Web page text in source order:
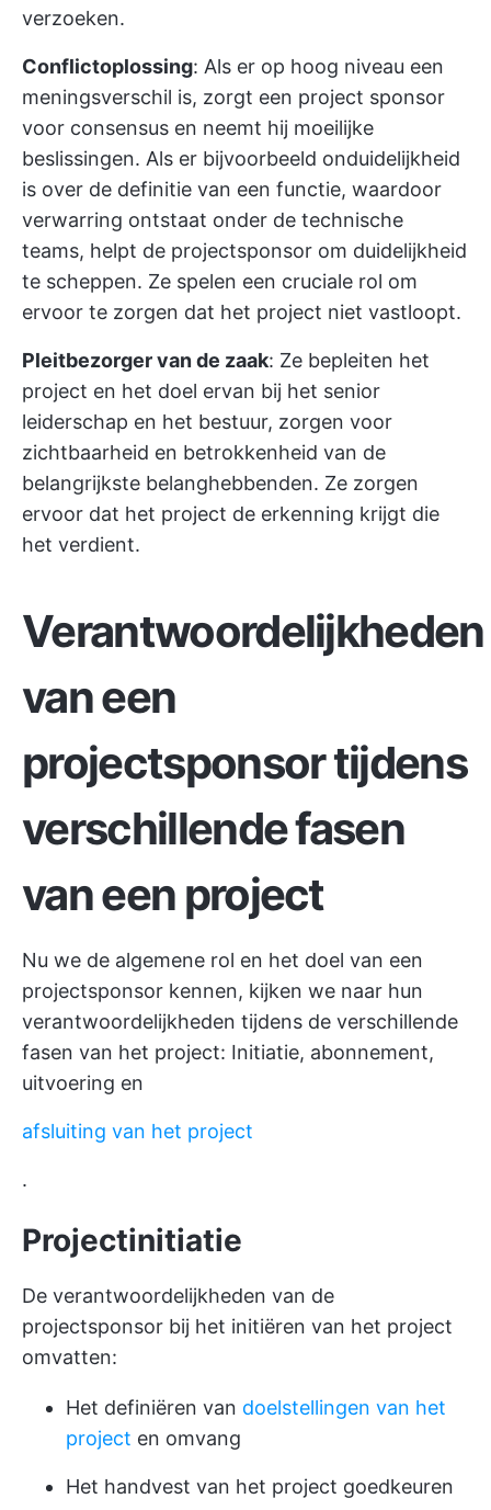
verzoeken.
Conflictoplossing: Als er op hoog niveau een
meningsverschil is, zorgt een project sponsor
voor consensus en neemt hij moeilijke
beslissingen. Als er bijvoorbeeld onduidelijkheid
is over de definitie van een functie, waardoor
verwarring ontstaat onder de technische
teams, helpt de projectsponsor om duidelijkheid
te scheppen. Ze spelen een cruciale rol om
ervoor te zorgen dat het project niet vastloopt.
Pleitbezorger van de zaak: Ze bepleiten het
project en het doel ervan bij het senior
leiderschap en het bestuur, zorgen voor
zichtbaarheid en betrokkenheid van de
belangrijkste belanghebbenden. Ze zorgen
ervoor dat het project de erkenning krijgt die
het verdient.
Verantwoordelijkheden
van een
projectsponsor tijdens
verschillende fasen
van een project
Nu we de algemene rol en het doel van een
projectsponsor kennen, kijken we naar hun
verantwoordelijkheden tijdens de verschillende
fasen van het project: Initiatie, abonnement,
uitvoering en
afsluiting van het project
.
Projectinitiatie
De verantwoordelijkheden van de
projectsponsor bij het initiëren van het project
omvatten:
Het definiëren van doelstellingen van het
project en omvang
Het handvest van het project goedkeuren